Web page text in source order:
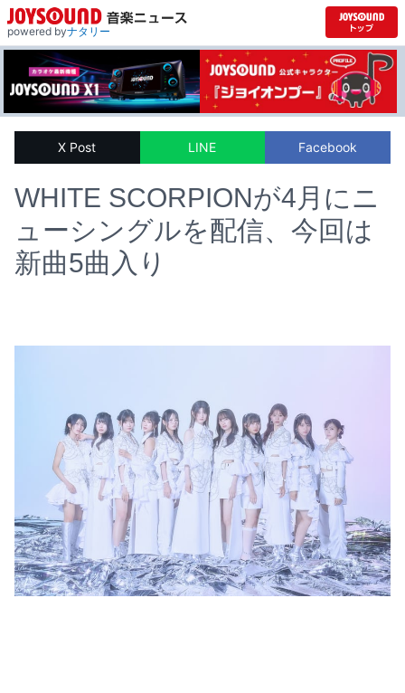
powered byナタリー
X Post LINE Facebook
WHITE SCORPIONが4月にニ
ューシングルを配信、今回は
新曲5曲入り